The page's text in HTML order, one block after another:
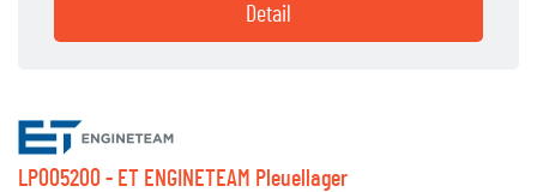
Detail
LP005200 - ET ENGINETEAM Pleuellager